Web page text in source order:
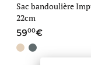
Sac bandoulière
22cm
5900